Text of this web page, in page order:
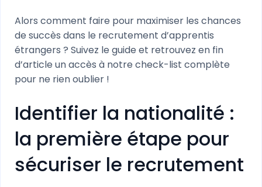
Alors comment faire pour maximiser les chances
de succès dans le recrutement d’apprentis
étrangers ? Suivez le guide et retrouvez en fin
d’article un accès à notre check-list complète
pour ne rien oublier !
Identifier la nationalité :
la première étape pour
sécuriser le recrutement